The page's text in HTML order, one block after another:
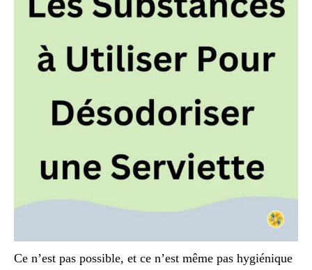
Ce n’est pas possible, et ce n’est même pas hygiénique